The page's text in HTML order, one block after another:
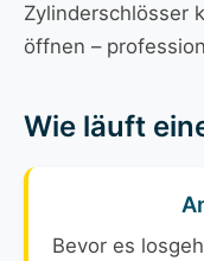
Zylinderschlösser
öffnen –
Wie läuft
Bevor es